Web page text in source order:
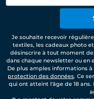
Je souhaite recevoir
textiles, les cadeaux photo
désinscrire à tout moment
dans chaque newsletter ou en
De plus amples informations
protection des données. Ce
qui ont atteint l'âge de 18